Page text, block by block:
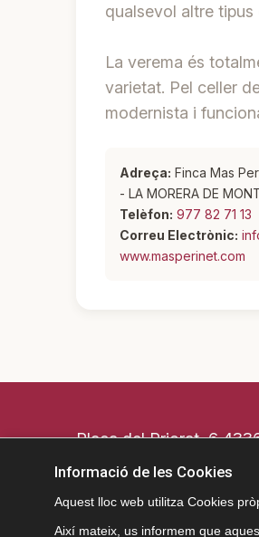
qualsevol altre tipus
La verema és
varietat. Pel celler
modernista i
Adreça: Finca Mas
- LA MORERA DE
Telèfon: 977 82 71 13
Correu Electrònic:
www.masperinet.com
Plaça del Priorat, 6
Morera de Montsant
977.827.112
Informació de les Cookies
Aquest lloc web utilitza Cookies
Així mateix, us informem que